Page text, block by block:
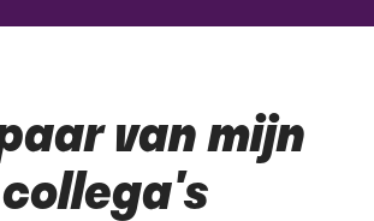
van mijn
collega's